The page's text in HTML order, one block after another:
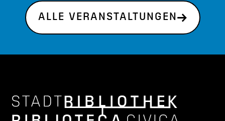
ALLE VERANSTALTUNGEN